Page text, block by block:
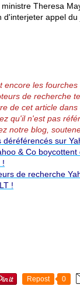
Theresa
appel du
encore les
de recherche
de cet article
qu'il n'est pas
notre blog,
sur
& Co
!
de recherche
!
Repost 0